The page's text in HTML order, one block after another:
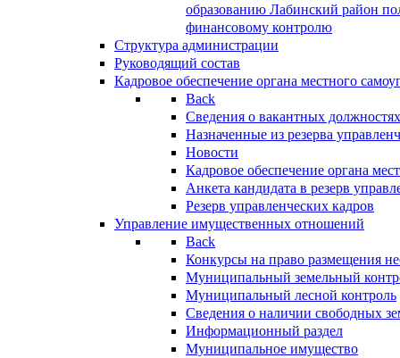
образованию Лабинский район
финансовому контролю
Структура администрации
Руководящий состав
Кадровое обеспечение органа местного
Back
Сведения о вакантных
Назначенные из резерва
Новости
Кадровое обеспечение органа
Анкета кандидата в резерв
Резерв управленческих кадров
Управление имущественных отношений
Back
Конкурсы на право размещения
Муниципальный земельный
Муниципальный лесной контроль
Сведения о наличии свободных
Информационный раздел
Муниципальное имущество